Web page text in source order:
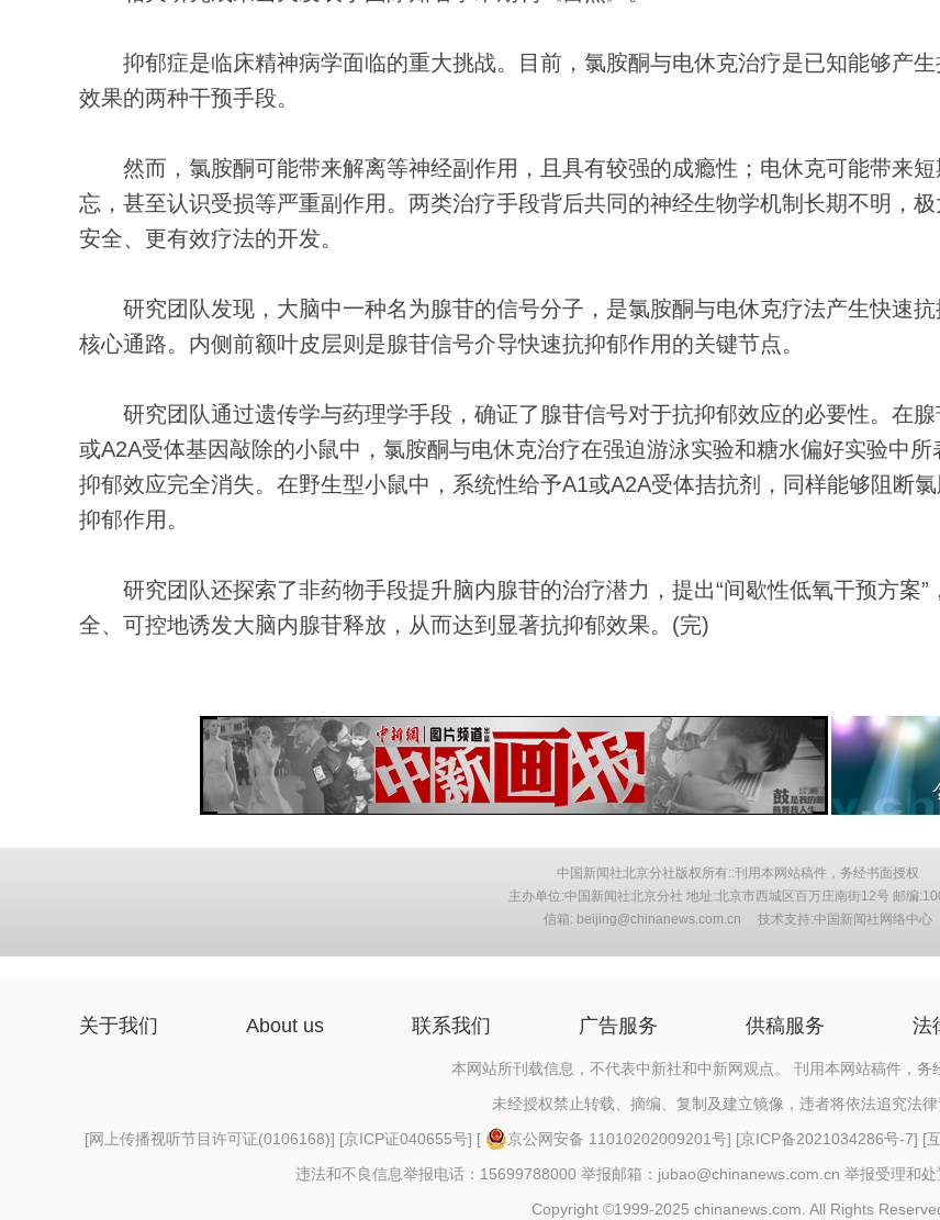
抑郁症是临床精神病学面临的重大挑战。目前，氯胺酮与电休克治疗是已知能够产生
效果的两种干预手段。
然而，氯胺酮可能带来解离等神经副作用，且具有较强的成瘾性；电休克可能带来短
忘，甚至认识受损等严重副作用。两类治疗手段背后共同的神经生物学机制长期不明，
安全、更有效疗法的开发。
研究团队发现，大脑中一种名为腺苷的信号分子，是氯胺酮与电休克疗法产生快速抗
核心通路。内侧前额叶皮层则是腺苷信号介导快速抗抑郁作用的关键节点。
研究团队通过遗传学与药理学手段，确证了腺苷信号对于抗抑郁效应的必要性。在腺
或A2A受体基因敲除的小鼠中，氯胺酮与电休克治疗在强迫游泳实验和糖水偏好实验中所
抑郁效应完全消失。在野生型小鼠中，系统性给予A1或A2A受体拮抗剂，同样能够阻断
抑郁作用。
研究团队还探索了非药物手段提升脑内腺苷的治疗潜力，提出“间歇性低氧干预方案”
全、可控地诱发大脑内腺苷释放，从而达到显著抗抑郁效果。(完)
中国新闻社北京分社版权所有::刊用本网站稿件，务经书面授权
主办单位:中国新闻社北京分社 地址:北京市西城区百万庄南街12号 邮编
信箱: beijing@chinanews.com.cn 技术支持:中国新闻社网络中心
关于我们 About us 联系我们 广告服务 供稿服务 法
本网站所刊载信息，不代表中新社和中新网观点。 刊用本网站稿件，务
未经授权禁止转载、摘编、复制及建立镜像，违者将依法追究法律
[网上传播视听节目许可证(0106168)] [京ICP证040655号] [ 京公网安备 11010202009201号] [京ICP备2021034286号-7] [
违法和不良信息举报电话：15699788000 举报邮箱：jubao@chinanews.com.cn 举报受理和
Copyright ©1999-2025 chinanews.com. All Rights